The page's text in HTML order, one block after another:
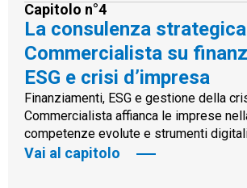
Capitolo n°4
La consulenza strategica
Commercialista su
ESG e crisi d’impresa
Finanziamenti, ESG e gestione della
Commercialista affianca le imprese
competenze evolute e strumenti
Vai al capitolo